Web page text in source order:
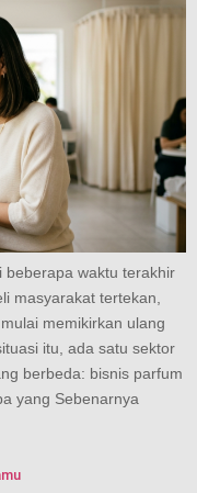
waktu terakhir
masyarakat tertekan,
memikirkan ulang
itu, ada satu sektor
berbeda: bisnis parfum
yang Sebenarnya